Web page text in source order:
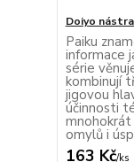
Doiyo
Paiku
informace
série
kombinují
jigovou
účinnosti
omylů i
163 Kč/ks